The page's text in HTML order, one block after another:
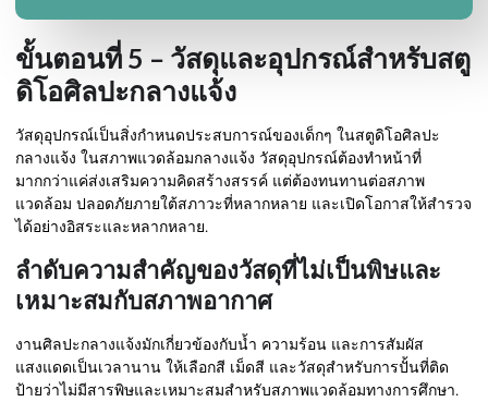
ขั้นตอนที่ 5 – วัสดุและอุปกรณ์สำหรับสตู
ดิโอศิลปะกลางแจ้ง
วัสดุอุปกรณ์เป็นสิ่งกำหนดประสบการณ์ของเด็กๆ ในสตูดิโอศิลปะ
กลางแจ้ง ในสภาพแวดล้อมกลางแจ้ง วัสดุอุปกรณ์ต้องทำหน้าที่
มากกว่าแค่ส่งเสริมความคิดสร้างสรรค์ แต่ต้องทนทานต่อสภาพ
แวดล้อม ปลอดภัยภายใต้สภาวะที่หลากหลาย และเปิดโอกาสให้สำรวจ
ได้อย่างอิสระและหลากหลาย.
ลำดับความสำคัญของวัสดุที่ไม่เป็นพิษและ
เหมาะสมกับสภาพอากาศ
งานศิลปะกลางแจ้งมักเกี่ยวข้องกับน้ำ ความร้อน และการสัมผัส
แสงแดดเป็นเวลานาน ให้เลือกสี เม็ดสี และวัสดุสำหรับการปั้นที่ติด
ป้ายว่าไม่มีสารพิษและเหมาะสมสำหรับสภาพแวดล้อมทางการศึกษา.